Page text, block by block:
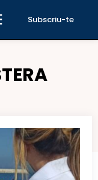
Subscriu-te